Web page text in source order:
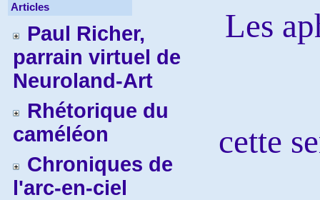
Articles
Paul Richer,
parrain virtuel de
Neuroland-Art
Rhétorique du
caméléon
Chroniques de
l'arc-en-ciel
Les
cette